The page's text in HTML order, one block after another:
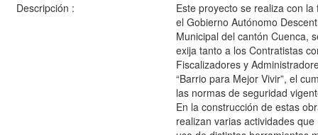
Descripción :
Este proyecto se realiza con
el Gobierno Autónomo
Municipal del cantón Cuenca,
exija tanto a los Contratistas
Fiscalizadores y
“Barrio para Mejor Vivir”, el
las normas de seguridad
En la construcción de estas
realizan varias actividades